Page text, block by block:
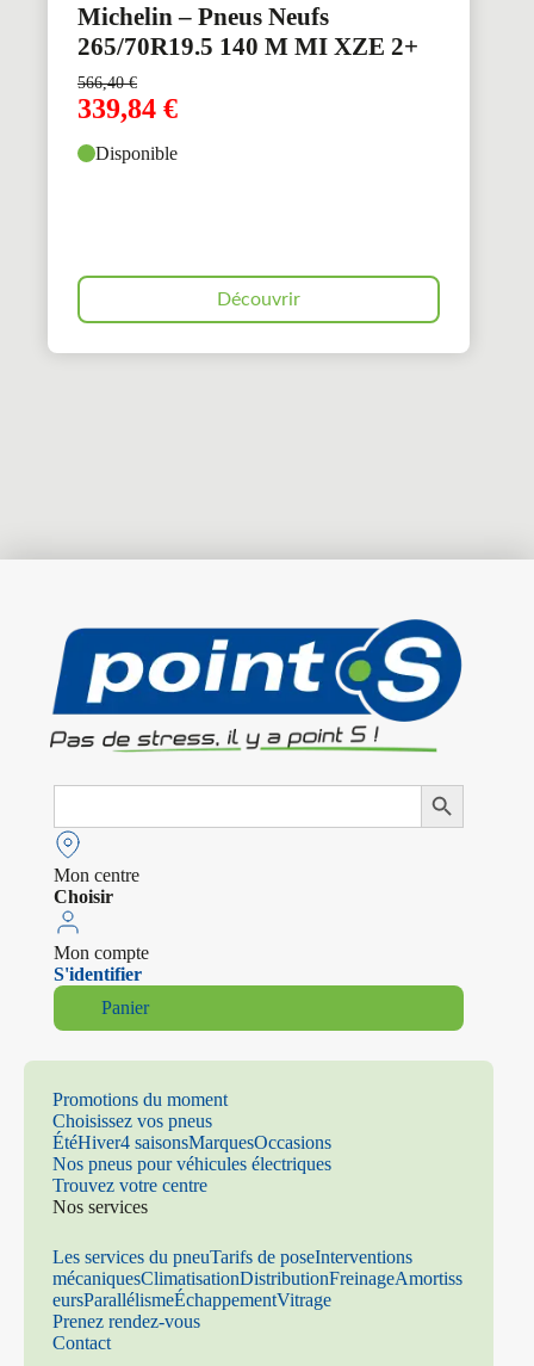
Michelin – Pneus Neufs
265/70R19.5 140 M MI XZE 2+
566,40€
339,84 €
Disponible
Découvrir
Search
Search Button
Mon centre
Choisir
Mon compte
S'identifier
Panier
Promotions du moment
Choisissez vos pneus
ÉtéHiver4 saisonsMarquesOccasions
Nos pneus pour véhicules électriques
Trouvez votre centre
Nos services
Les services du pneuTarifs de poseInterventions
mécaniquesClimatisationDistributionFreinageAmortiss
eursParallélismeÉchappementVitrage
Prenez rendez-vous
Contact